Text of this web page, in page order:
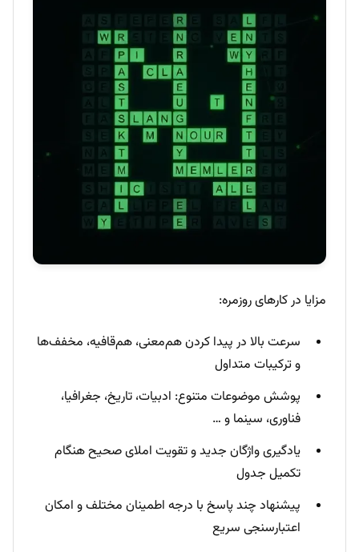
مزایا در کارهای روزمره:
سرعت بالا در پیدا کردن هم‌معنی، هم‌قافیه، مخفف‌ها
و ترکیبات متداول
پوشش موضوعات متنوع: ادبیات، تاریخ، جغرافیا،
فناوری، سینما و …
یادگیری واژگان جدید و تقویت املای صحیح هنگام
تکمیل جدول
پیشنهاد چند پاسخ با درجه اطمینان مختلف و امکان
اعتبارسنجی سریع